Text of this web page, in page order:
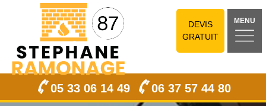
DEVIS
GRATUIT
MENU
05 33 06 14 49 06 37 57 44 80